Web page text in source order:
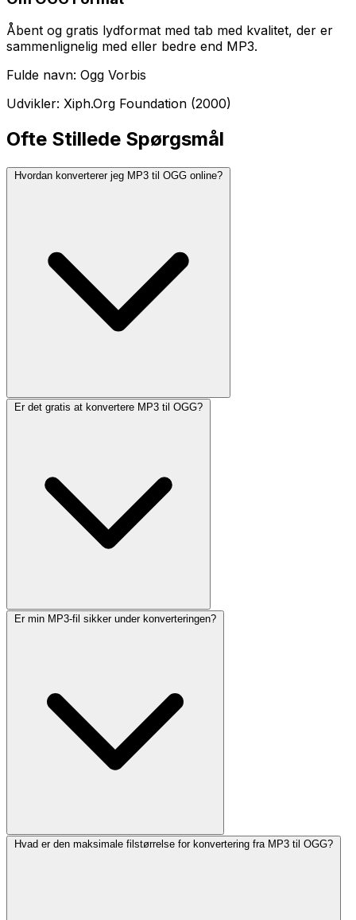
Åbent og gratis lydformat med tab med kvalitet, der er
sammenlignelig med eller bedre end MP3.
Fulde navn: Ogg Vorbis
Udvikler: Xiph.Org Foundation (2000)
Ofte Stillede Spørgsmål
Hvordan konverterer jeg MP3 til OGG online?
Er det gratis at konvertere MP3 til OGG?
Er min MP3-fil sikker under konverteringen?
Hvad er den maksimale filstørrelse for konvertering fra MP3 til OGG?